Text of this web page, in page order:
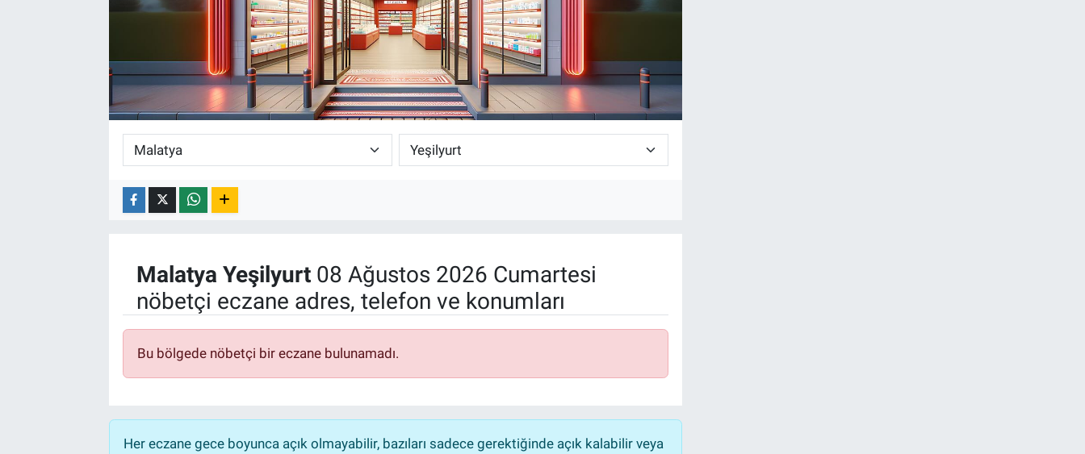
Malatya Yeşilyurt08 Ağustos 2026 Cumartesi
nöbetçi eczane adres, telefon ve konumları
Bu bölgede nöbetçi bir eczane bulunamadı.
Her eczane gece boyunca açık olmayabilir, bazıları sadece gerektiğinde açık kalabilir veya